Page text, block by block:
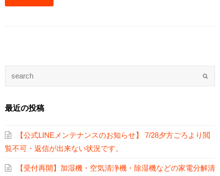
最近の投稿
【公式LINEメンテナンスのお知らせ】 7/28夕方ごろより閲
覧不可・返信が出来ない状況です。
【受付再開】加湿機・空気清浄機・除湿機などの家電分解清